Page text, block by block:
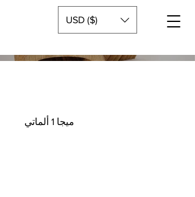
USD ($)
ميجا 1 ألماتي